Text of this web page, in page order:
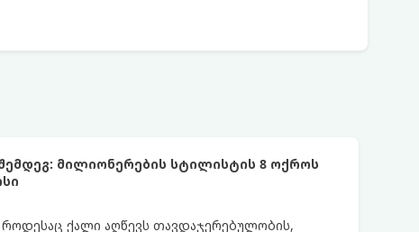
მილიონერების სტილისტის 8 ოქროს
როდესაც ქალი აღწევს თავდაჯერებულობის,